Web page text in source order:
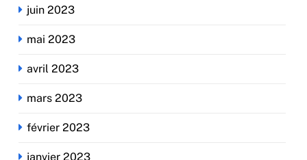
juin 2023
mai 2023
avril 2023
mars 2023
février 2023
janvier 2023